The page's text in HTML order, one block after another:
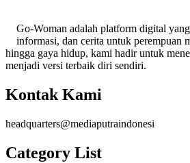
Go-Woman adalah platform digital
informasi, dan cerita untuk perempuan
hingga gaya hidup, kami hadir untuk
menjadi versi terbaik diri sendiri.
Kontak Kami
headquarters@mediaputraindonesi
Category List